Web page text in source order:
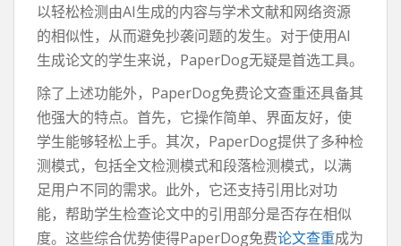
以轻松检测由AI生成的内容与学术文献和网络资源
的相似性，从而避免抄袭问题的发生。对于使用AI
生成论文的学生来说，PaperDog无疑是首选工具。
除了上述功能外，PaperDog免费论文查重还具备其
他强大的特点。首先，它操作简单、界面友好，使
学生能够轻松上手。其次，PaperDog提供了多种检
测模式，包括全文检测模式和段落检测模式，以满
足用户不同的需求。此外，它还支持引用比对功
能，帮助学生检查论文中的引用部分是否存在相似
度。这些综合优势使得PaperDog免费论文查重成为